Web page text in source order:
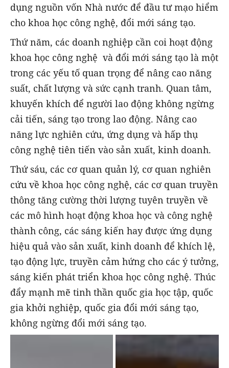
dụng nguồn vốn Nhà nước để đầu tư mạo hiểm
cho khoa học công nghệ, đổi mới sáng tạo.
Thứ năm, các doanh nghiệp cần coi hoạt động
khoa học công nghệ và đổi mới sáng tạo là một
trong các yếu tố quan trọng để nâng cao năng
suất, chất lượng và sức cạnh tranh. Quan tâm,
khuyến khích để người lao động không ngừng
cải tiến, sáng tạo trong lao động. Nâng cao
năng lực nghiên cứu, ứng dụng và hấp thụ
công nghệ tiên tiến vào sản xuất, kinh doanh.
Thứ sáu, các cơ quan quản lý, cơ quan nghiên
cứu về khoa học công nghệ, các cơ quan truyền
thông tăng cường thời lượng tuyên truyền về
các mô hình hoạt động khoa học và công nghệ
thành công, các sáng kiến hay được ứng dụng
hiệu quả vào sản xuất, kinh doanh để khích lệ,
tạo động lực, truyền cảm hứng cho các ý tưởng,
sáng kiến phát triển khoa học công nghệ. Thúc
đẩy mạnh mẽ tinh thần quốc gia học tập, quốc
gia khởi nghiệp, quốc gia đổi mới sáng tạo,
không ngừng đổi mới sáng tạo.